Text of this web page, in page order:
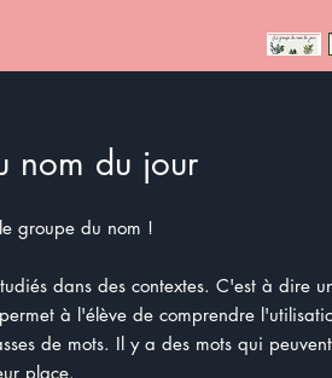
nom du jour
groupe du nom !
dans des contextes. C'est à dire
à l'élève de comprendre
de mots. Il y a des mots qui
place.